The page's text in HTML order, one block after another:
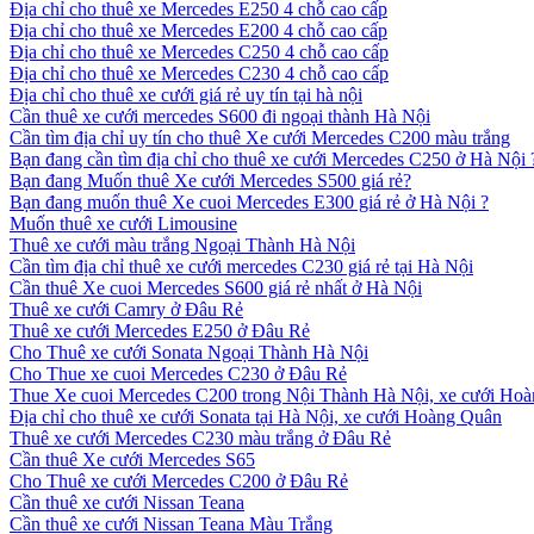
Địa chỉ cho thuê xe Mercedes E250 4 chỗ cao cấp
Địa chỉ cho thuê xe Mercedes E200 4 chỗ cao cấp
Địa chỉ cho thuê xe Mercedes C250 4 chỗ cao cấp
Địa chỉ cho thuê xe Mercedes C230 4 chỗ cao cấp
Địa chỉ cho thuê xe cưới giá rẻ uy tín tại hà nội
Cần thuê xe cưới mercedes S600 đi ngoại thành Hà Nội
Cần tìm địa chỉ uy tín cho thuê Xe cưới Mercedes C200 màu trắng
Bạn đang cần tìm địa chỉ cho thuê xe cưới Mercedes C250 ở Hà Nội
Bạn đang Muốn thuê Xe cưới Mercedes S500 giá rẻ?
Bạn đang muốn thuê Xe cuoi Mercedes E300 giá rẻ ở Hà Nội ?
Muốn thuê xe cưới Limousine
Thuê xe cưới màu trắng Ngoại Thành Hà Nội
Cần tìm địa chỉ thuê xe cưới mercedes C230 giá rẻ tại Hà Nội
Cần thuê Xe cuoi Mercedes S600 giá rẻ nhất ở Hà Nội
Thuê xe cưới Camry ở Đâu Rẻ
Thuê xe cưới Mercedes E250 ở Đâu Rẻ
Cho Thuê xe cưới Sonata Ngoại Thành Hà Nội
Cho Thue xe cuoi Mercedes C230 ở Đâu Rẻ
Thue Xe cuoi Mercedes C200 trong Nội Thành Hà Nội, xe cưới
Địa chỉ cho thuê xe cưới Sonata tại Hà Nội, xe cưới Hoàng Quân
Thuê xe cưới Mercedes C230 màu trắng ở Đâu Rẻ
Cần thuê Xe cưới Mercedes S65
Cho Thuê xe cưới Mercedes C200 ở Đâu Rẻ
Cần thuê xe cưới Nissan Teana
Cần thuê xe cưới Nissan Teana Màu Trắng